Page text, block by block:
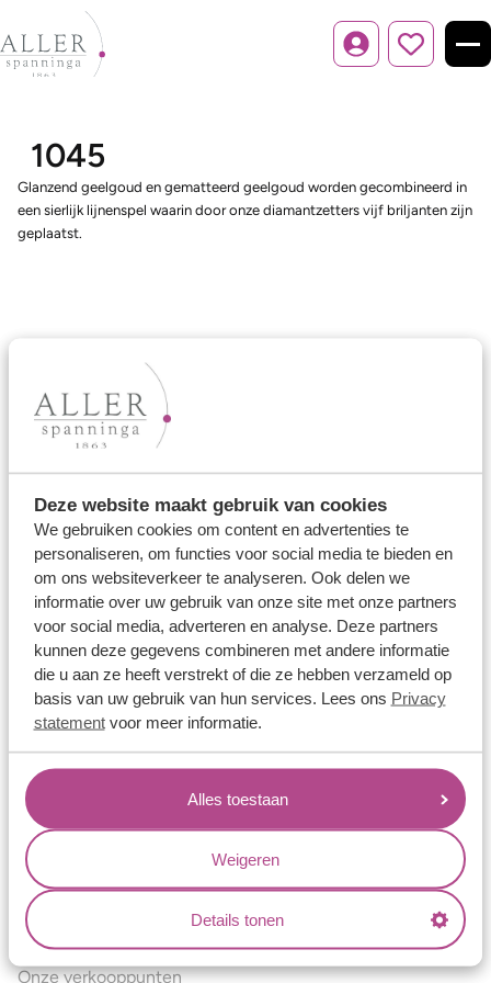
Deze website maakt gebruik van cookies
We gebruiken cookies om content en advertenties te
personaliseren, om functies voor social media te bieden en
om ons websiteverkeer te analyseren. Ook delen we
informatie over uw gebruik van onze site met onze partners
voor social media, adverteren en analyse. Deze partners
kunnen deze gegevens combineren met andere informatie
die u aan ze heeft verstrekt of die ze hebben verzameld op
basis van uw gebruik van hun services. Lees ons Privacy
statementvoor meer informatie.
Alles toestaan
Weigeren
Details tonen
Inloggen
1045
Glanzend geelgoud en gematteerd geelgoud worden gecombineerd in
een sierlijk lijnenspel waarin door onze diamantzetters vijf briljanten zijn
geplaatst.
Ons aanbod
Trouwringen
Verlovingsringen
Vriendschapsringen
Over ons
Aller Spanninga
Historie
Certificaten
Blogs
Jouw voordelen
Conflictvrije Materialen
Oneindig veel mogelijkheden
Kwaliteit
Juweliers & Contact
Onze verkooppunten